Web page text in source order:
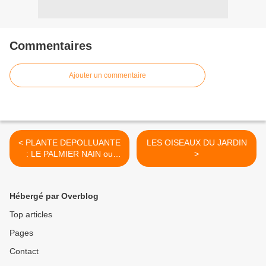
Commentaires
Ajouter un commentaire
< PLANTE DEPOLLUANTE
: LE PALMIER NAIN ou
Chamaedorea graminifolia
LES OISEAUX DU JARDIN
>
Hébergé par Overblog
Top articles
Pages
Contact